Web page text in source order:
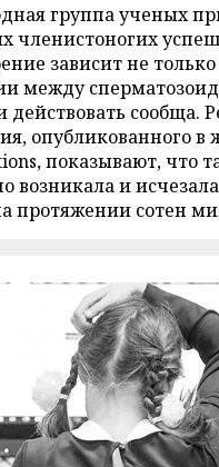
группа ученых
членистоногих
зависит не только
между
действовать сообща.
опубликованного в
показывают, что
возникала и
протяжении сотен